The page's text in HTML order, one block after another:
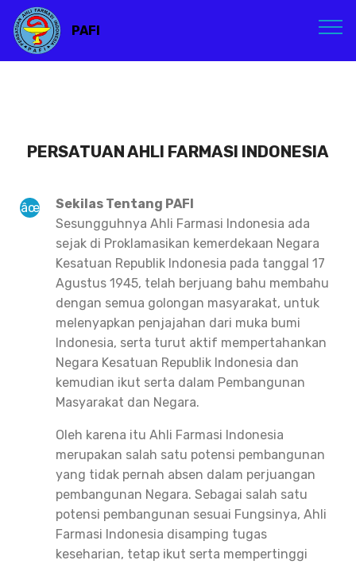
PAFI
PERSATUAN AHLI FARMASI INDONESIA
Sekilas Tentang PAFI
Sesungguhnya Ahli Farmasi Indonesia ada
sejak di Proklamasikan kemerdekaan Negara
Kesatuan Republik Indonesia pada tanggal 17
Agustus 1945, telah berjuang bahu membahu
dengan semua golongan masyarakat, untuk
melenyapkan penjajahan dari muka bumi
Indonesia, serta turut aktif mempertahankan
Negara Kesatuan Republik Indonesia dan
kemudian ikut serta dalam Pembangunan
Masyarakat dan Negara.
Oleh karena itu Ahli Farmasi Indonesia
merupakan salah satu potensi pembangunan
yang tidak pernah absen dalam perjuangan
pembangunan Negara. Sebagai salah satu
potensi pembangunan sesuai Fungsinya, Ahli
Farmasi Indonesia disamping tugas
keseharian, tetap ikut serta mempertinggi